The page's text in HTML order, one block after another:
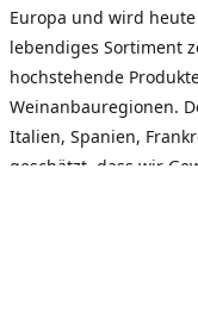
Europa und wird
lebendiges Sortiment
hochstehende
Weinanbauregionen.
Italien, Spanien,
geschätzt, dass wir